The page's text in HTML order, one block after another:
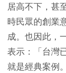
居高不下，甚
時民眾的創業
成。也因此，
表示：「台灣
就是經典案例。